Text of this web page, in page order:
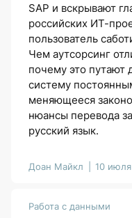
SAP и вскрывают
российских ИТ-
пользователь
Чем аутсорсинг
почему это путают
систему
меняющееся
нюансы перевода
русский язык.
Доан Майкл 10
Работа с данными